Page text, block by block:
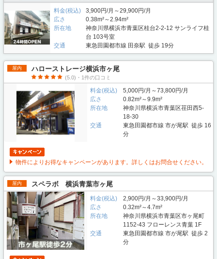
料金(税込)
3,900円/月～29,900円/月
広さ
0.38m²～2.94m²
所在地
神奈川県横浜市青葉区桂台2-2-12 サンライフ桂
台 103号室
交通
東急田園都市線 田奈駅 徒歩 19分
屋内 ハローストレージ横浜市ヶ尾
(5.0)・1件の口コミ
料金(税込)
5,000円/月～73,800円/月
広さ
0.82m²～9.9m²
所在地
神奈川県横浜市青葉区荏田西5-
18-30
交通
東急田園都市線 市が尾駅 徒歩 16
分
物件によりお得なキャンペーンがあります。詳しくはお問合せください。
屋内 スペラボ 横浜青葉市ヶ尾
料金(税込)
2,900円/月～33,900円/月
広さ
0.32m²～4.7m²
所在地
神奈川県横浜市青葉区市ヶ尾町
1152-43 フローレンス青葉 1F
交通
東急田園都市線 市が尾駅 徒歩 2
分